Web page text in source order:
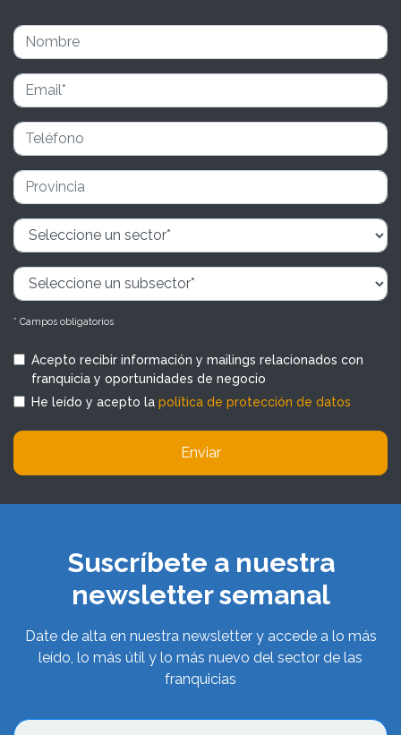
* Campos obligatorios
Acepto recibir información y mailings relacionados con
franquicia y oportunidades de negocio
He leído y acepto la política de protección de datos
Enviar
Suscríbete a nuestra
newsletter semanal
Date de alta en nuestra newsletter y accede a lo más
leído, lo más útil y lo más nuevo del sector de las
franquicias